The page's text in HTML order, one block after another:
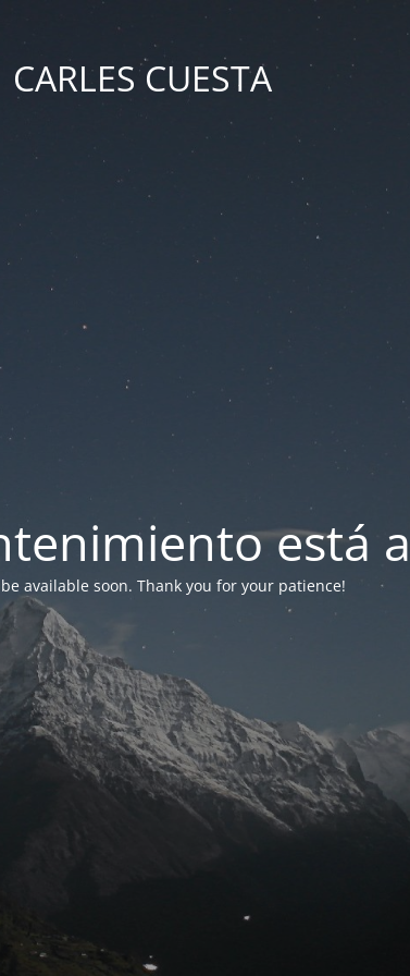
CARLES CUESTA
está
available soon. Thank you for your patience!